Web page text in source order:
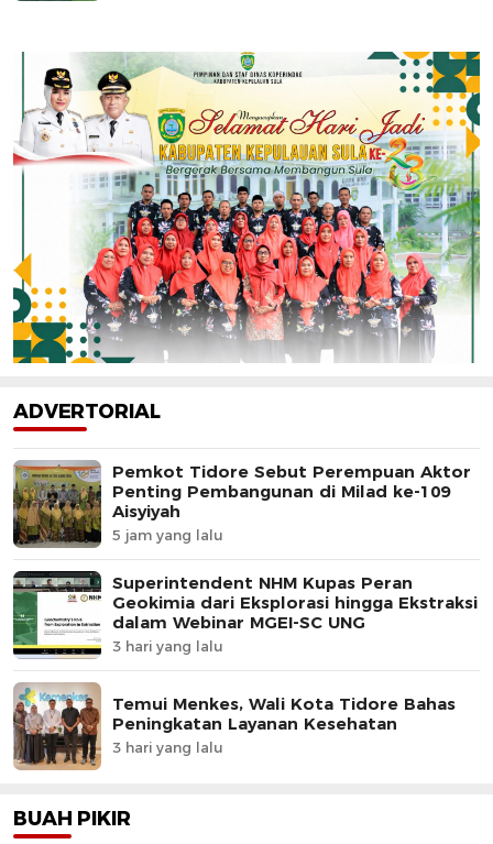
ADVERTORIAL
Pemkot Tidore Sebut Perempuan Aktor
Penting Pembangunan di Milad ke-109
Aisyiyah
5 jam yang lalu
Superintendent NHM Kupas Peran
Geokimia dari Eksplorasi hingga Ekstraksi
dalam Webinar MGEI-SC UNG
3 hari yang lalu
Temui Menkes, Wali Kota Tidore Bahas
Peningkatan Layanan Kesehatan
3 hari yang lalu
BUAH PIKIR